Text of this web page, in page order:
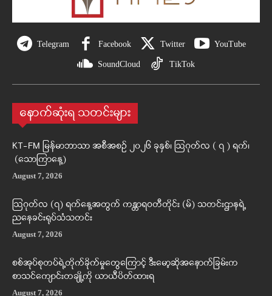
Telegram Facebook Twitter YouTube
SoundCloud TikTok
နောက်ဆုံးရ သတင်းများ
KT-FM မြန်မာဘာသာ အစီအစဉ် ၂၀၂၆ ခုနှစ်၊ ဩဂုတ်လ ( ၇ ) ရက်၊
(သောကြာနေ့)
August 7, 2026
ဩဂုတ်လ (၇) ရက်နေ့အတွက် ကန္တာရဝတီတိုင်း (မ်) သတင်းဌာနရဲ့
ညနေခင်းရုပ်သံသတင်း
August 7, 2026
စစ်အုပ်စုတပ်ရဲ့တိုက်ခိုက်မှုတွေကြောင့် ဒီးမော့ဆိုအနောက်ခြမ်းက
စာသင်ကျောင်းတချို့ကို ယာယီပိတ်ထားရ
August 7, 2026